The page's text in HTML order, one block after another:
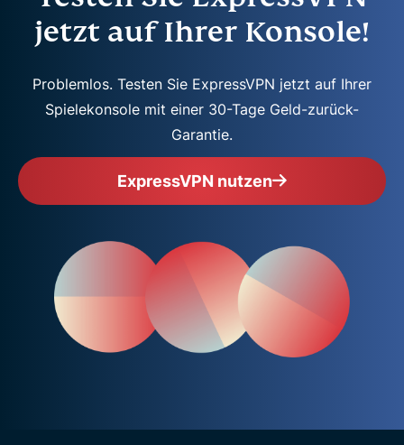
jetzt auf Ihrer Konsole!
Problemlos. Testen Sie ExpressVPN jetzt auf Ihrer
Spielekonsole mit einer 30-Tage Geld-zurück-
Garantie.
ExpressVPN nutzen